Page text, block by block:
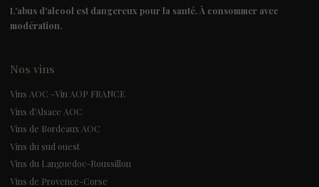
L'abus d'alcool est dangereux pour la santé. À consommer avec
modération.
Nos vins
Vins AOC -Vin AOP FRANCE
Vins d'Alsace AOC
Vins de Bordeaux AOC
Vins du sud ouest
Vins du Languedoc-Roussillon
Vins de Provence-Corse